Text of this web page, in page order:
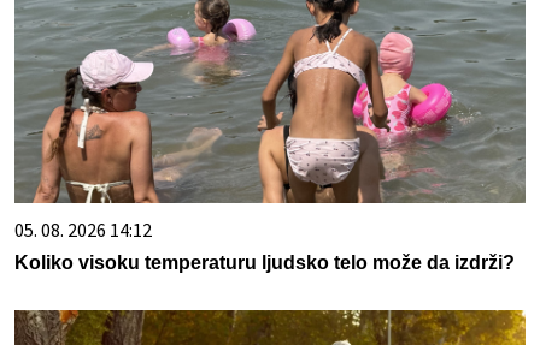
05. 08. 2026 14:12
Koliko visoku temperaturu ljudsko telo može da izdrži?